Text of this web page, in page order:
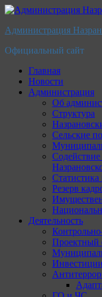
Перейти
содержимому
Администрация
Официальный сайт
Главная
Новости
Администрация
Об
Структура
Сельские
Резерв
Деятельность
Проектный
Инвестиции